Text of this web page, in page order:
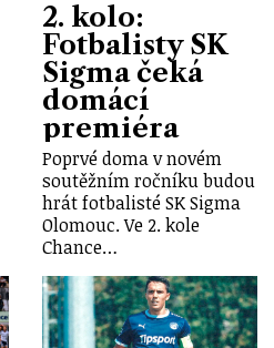
2. kolo:
Fotbalisty SK
Sigma čeká
domácí
premiéra
Poprvé doma v novém
soutěžním ročníku budou
hrát fotbalisté SK Sigma
Olomouc. Ve 2. kole
Chance…